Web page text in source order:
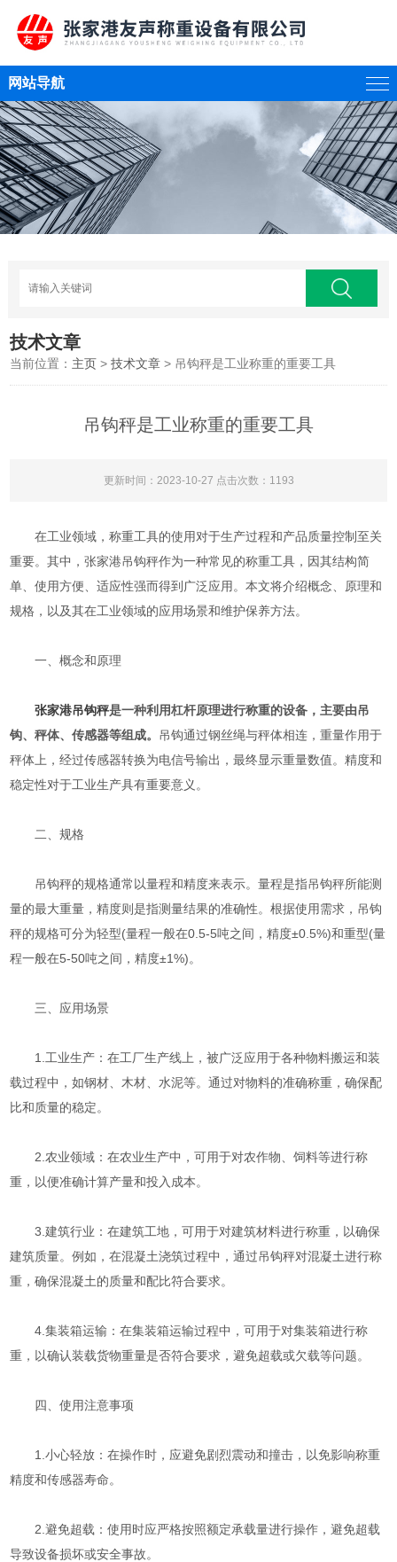
网站导航
技术文章
当前位置： 主页 >技术文章 > 吊钩秤是工业称重的重要工具
吊钩秤是工业称重的重要工具
更新时间：2023-10-27 点击次数：1193
在工业领域，称重工具的使用对于生产过程和产品质量控制至关
重要。其中，张家港吊钩秤作为一种常见的称重工具，因其结构简
单、使用方便、适应性强而得到广泛应用。本文将介绍概念、原理和
规格，以及其在工业领域的应用场景和维护保养方法。
一、概念和原理
张家港吊钩秤是一种利用杠杆原理进行称重的设备，主要由吊
钩、秤体、传感器等组成。 吊钩通过钢丝绳与秤体相连，重量作用于
秤体上，经过传感器转换为电信号输出，最终显示重量数值。精度和
稳定性对于工业生产具有重要意义。
二、规格
吊钩秤的规格通常以量程和精度来表示。量程是指吊钩秤所能测
量的最大重量，精度则是指测量结果的准确性。根据使用需求，吊钩
秤的规格可分为轻型(量程一般在0.5-5吨之间，精度±0.5%)和重型(量
程一般在5-50吨之间，精度±1%)。
三、应用场景
1.工业生产：在工厂生产线上，被广泛应用于各种物料搬运和装
载过程中，如钢材、木材、水泥等。通过对物料的准确称重，确保配
比和质量的稳定。
2.农业领域：在农业生产中，可用于对农作物、饲料等进行称
重，以便准确计算产量和投入成本。
3.建筑行业：在建筑工地，可用于对建筑材料进行称重，以确保
建筑质量。例如，在混凝土浇筑过程中，通过吊钩秤对混凝土进行称
重，确保混凝土的质量和配比符合要求。
4.集装箱运输：在集装箱运输过程中，可用于对集装箱进行称
重，以确认装载货物重量是否符合要求，避免超载或欠载等问题。
四、使用注意事项
1.小心轻放：在操作时，应避免剧烈震动和撞击，以免影响称重
精度和传感器寿命。
2.避免超载：使用时应严格按照额定承载量进行操作，避免超载
导致设备损坏或安全事故。